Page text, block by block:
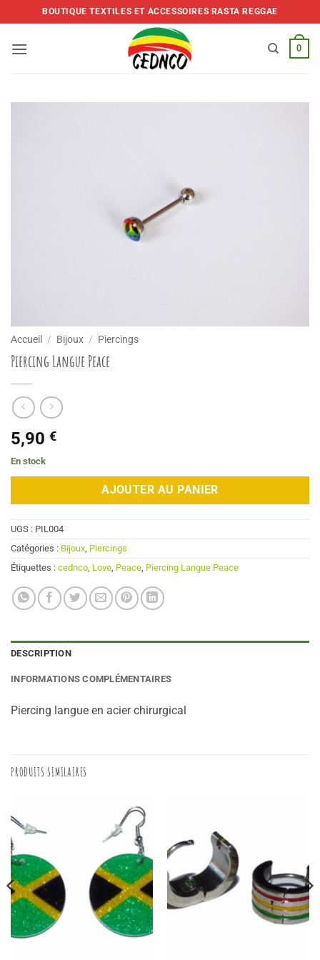
to
BOUTIQUE TEXTILES ET ACCESSOIRES RASTA REGGAE
0
Accueil / Bijoux / Piercings
Piercing Langue Peace
5,90 €
En stock
AJOUTER AU PANIER
UGS : PIL004
Catégories : Bijoux Piercings
Étiquettes : cednco Love Peace Piercing Langue Peace
DESCRIPTION
INFORMATIONS COMPLÉMENTAIRES
Piercing langue en acier chirurgical
PRODUITS SIMILAIRES